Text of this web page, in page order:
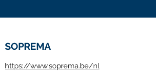
SOPREMA
https://www.soprema.be/nl